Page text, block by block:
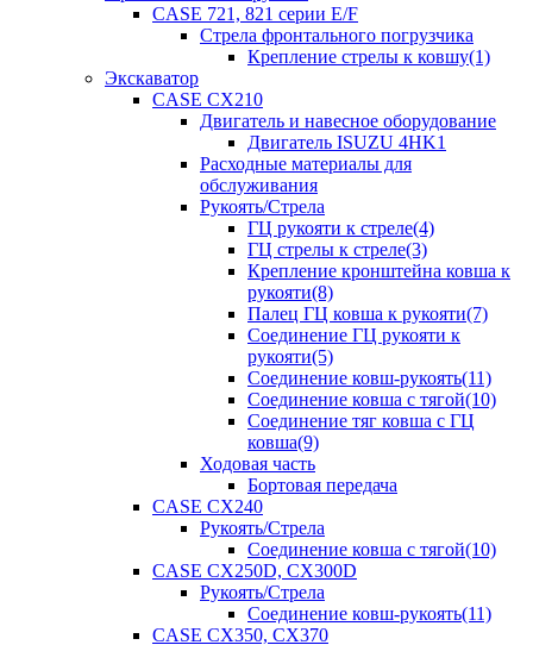
CASE 721, 821 серии E/F
Стрела фронтального погрузчика
Крепление стрелы к ковшу(1)
Экскаватор
CASE CX210
Двигатель и навесное оборудование
Двигатель ISUZU 4HK1
Расходные материалы для
обслуживания
Рукоять/Стрела
ГЦ рукояти к стреле(4)
ГЦ стрелы к стреле(3)
Крепление кронштейна ковша к
рукояти(8)
Палец ГЦ ковша к рукояти(7)
Соединение ГЦ рукояти к
рукояти(5)
Соединение ковш-рукоять(11)
Соединение ковша с тягой(10)
Соединение тяг ковша с ГЦ
ковша(9)
Ходовая часть
Бортовая передача
CASE CX240
Рукоять/Стрела
Соединение ковша с тягой(10)
CASE CX250D, CX300D
Рукоять/Стрела
Соединение ковш-рукоять(11)
CASE CX350, CX370